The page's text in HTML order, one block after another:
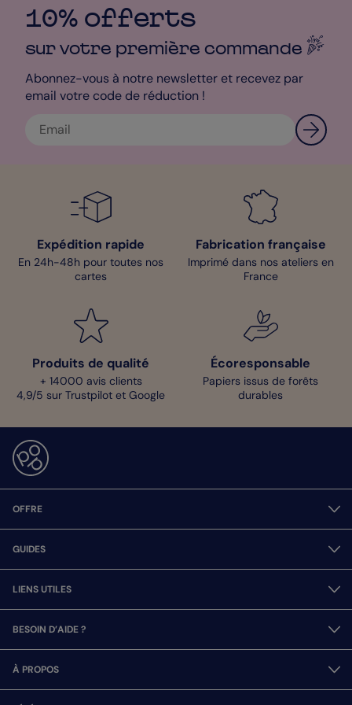
10% offerts
sur votre première commande
Abonnez-vous à notre newsletter et recevez par
email votre code de réduction !
Expédition rapide
En 24h-48h pour toutes nos
cartes
Fabrication française
Imprimé dans nos ateliers en
France
Produits de qualité
+ 14000 avis clients
4,9/5 sur Trustpilot et Google
Écoresponsable
Papiers issus de forêts
durables
OFFRE
GUIDES
LIENS UTILES
BESOIN D’AIDE ?
À PROPOS